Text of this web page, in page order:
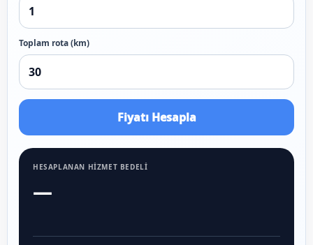
Toplam rota (km)
Fiyatı Hesapla
HESAPLANAN HIZMET BEDELI
—